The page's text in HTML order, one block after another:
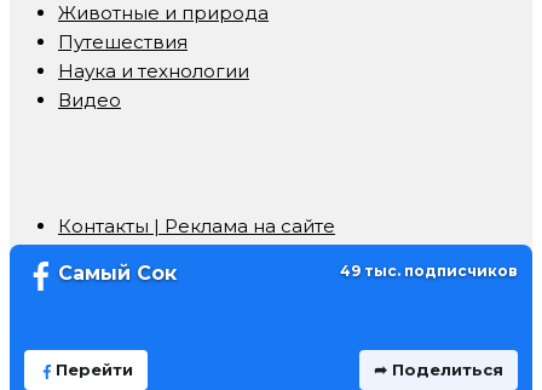
Животные и природа
Путешествия
Наука и технологии
Видео
Контакты | Реклама на сайте
Самый Сок 49 тыс. подписчиков
Перейти ➦ Поделиться